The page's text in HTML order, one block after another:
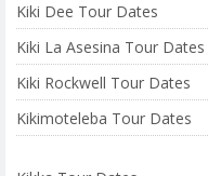
Kiki Dee Tour Dates
Kiki La Asesina Tour Dates
Kiki Rockwell Tour Dates
Kikimoteleba Tour Dates